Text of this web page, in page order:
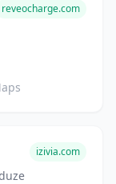
reveocharge.com
izivia.com